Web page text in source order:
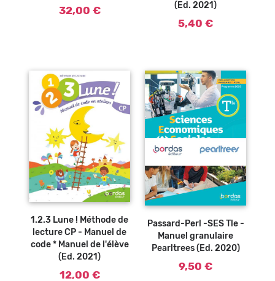
32,00 €
(Ed. 2021)
5,40 €
1.2.3 Lune ! Méthode de
lecture CP - Manuel de
code * Manuel de l'élève
(Ed. 2021)
12,00 €
Passard-Perl -SES Tle -
Manuel granulaire
Pearltrees (Ed. 2020)
9,50 €